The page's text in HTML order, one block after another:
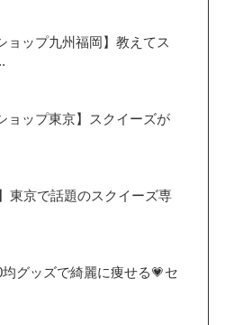
ョップ九州福岡】教えてス
ョップ東京】スクイーズが
東京で話題のスクイーズ専
均グッズで綺麗に痩せる💗セ